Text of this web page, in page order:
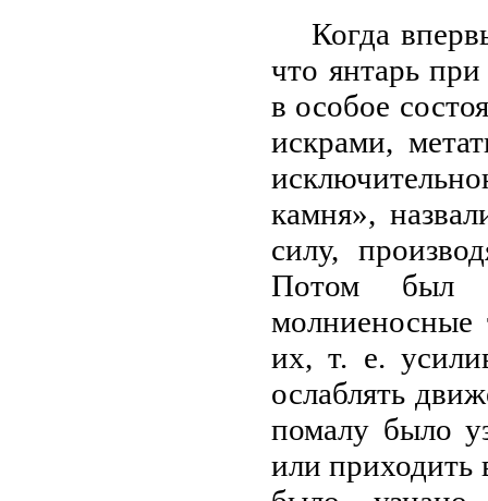
Когда
что янтарь
в особое
искрами,
камня»,
силу,
Потом был
молниеносные
их, т. е.
ослаблять
помалу было
или приходить